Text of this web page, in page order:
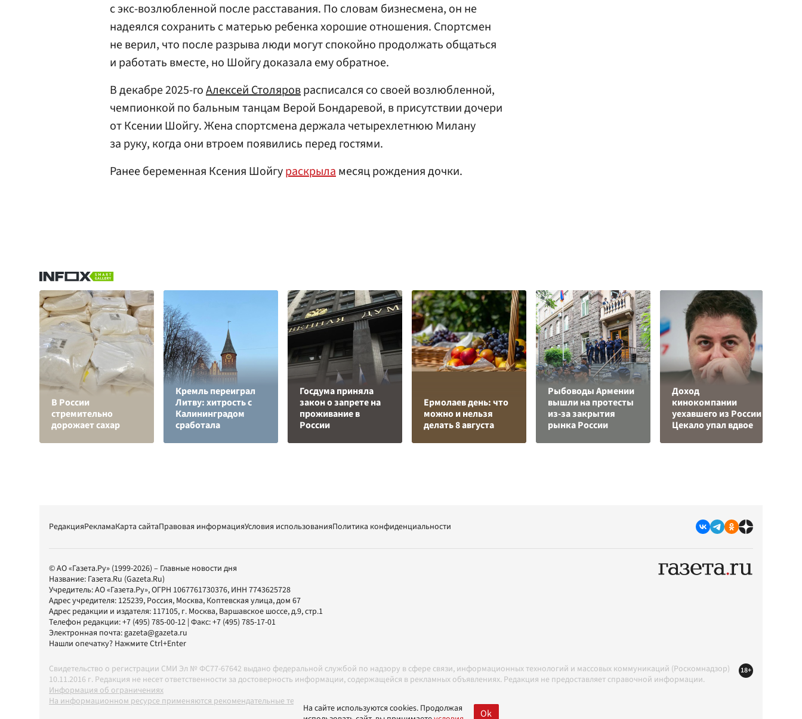
с экс-возлюбленной после расставания. По словам бизнесмена, он не
надеялся сохранить с матерью ребенка хорошие отношения. Спортсмен
не верил, что после разрыва люди могут спокойно продолжать общаться
и работать вместе, но Шойгу доказала ему обратное.
В декабре 2025-гоАлексей Столяроврасписался со своей возлюбленной,
чемпионкой по бальным танцам Верой Бондаревой, в присутствии дочери
от Ксении Шойгу. Жена спортсмена держала четырехлетнюю Милану
за руку, когда они втроем появились перед гостями.
Ранее беременная Ксения Шойгураскрыламесяц рождения дочки.
В России
стремительно
дорожает сахар
Кремль переиграл
Литву: хитрость с
Калининградом
сработала
Госдума приняла
закон о запрете на
проживание в
России
Ермолаев день: что
можно и нельзя
делать 8 августа
Рыбоводы Армении
вышли на протесты
из-за закрытия
рынка России
Доход
кинокомпании
уехавшего из России
Цекало упал вдвое
РедакцияРекламаКарта сайтаПравовая информацияУсловия использованияПолитика конфиденциальности
© АО «Газета.Ру» (1999-2026) – Главные новости дня
Название: Газета.Ru (Gazeta.Ru)
Учредитель:АО «Газета.Ру», ОГРН 1067761730376, ИНН 7743625728
Адрес учредителя: 125239, Россия, Москва, Коптевская улица, дом 67
Адрес редакции и издателя: 117105, г. Москва, Варшавское шоссе, д.9, стр.1
Телефон редакции:+7 (495) 785-00-12 | Факс:+7 (495) 785-17-01
Электронная почта:gazeta@gazeta.ru
Нашли опечатку? Нажмите Ctrl+Enter
Свидетельство о регистрации СМИ Эл № ФС77-67642 выдано федеральной службой по надзору в сфере связи, информационных технологий и массовых коммуникаций (Роскомнадзор)
10.11.2016 г. Редакция не несет ответственности за достоверность информации, содержащейся в рекламных объявлениях. Редакция не предоставляет справочной информации.
Информация об ограничениях
На информационном ресурсе применяются рекомендательные технологии в соответствии с Правилами
18+
На сайте используются cookies. Продолжая
Ok